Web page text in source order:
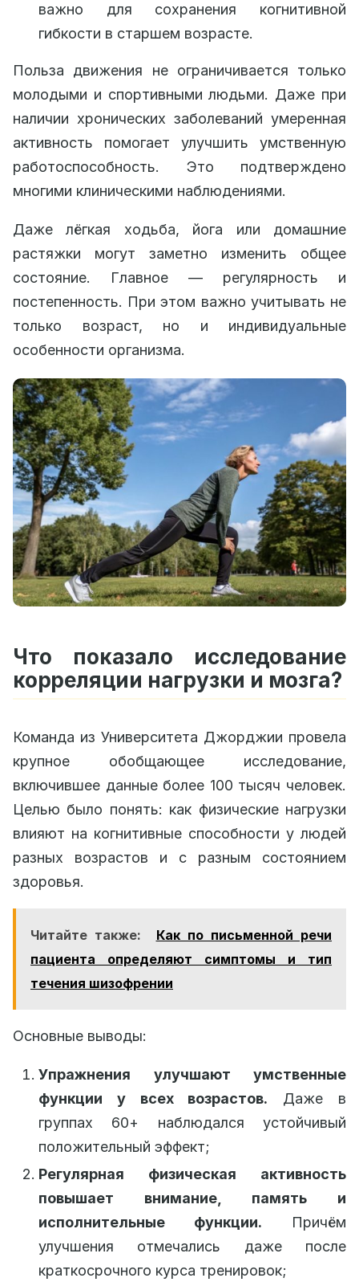
важно для сохранения когнитивной
гибкости в старшем возрасте.
Польза движения не ограничивается только
молодыми и спортивными людьми. Даже при
наличии хронических заболеваний умеренная
активность помогает улучшить умственную
работоспособность. Это подтверждено
многими клиническими наблюдениями.
Даже лёгкая ходьба, йога или домашние
растяжки могут заметно изменить общее
состояние. Главное — регулярность и
постепенность. При этом важно учитывать не
только возраст, но и индивидуальные
особенности организма.
Что показало исследование
корреляции нагрузки и мозга?
Команда из Университета Джорджии провела
крупное обобщающее исследование,
включившее данные более 100 тысяч человек.
Целью было понять: как физические нагрузки
влияют на когнитивные способности у людей
разных возрастов и с разным состоянием
здоровья.
Читайте также:
Как по письменной речи
пациента определяют симптомы и тип
течения шизофрении
Основные выводы:
Упражнения улучшают умственные
функции у всех возрастов. Даже в
группах 60+ наблюдался устойчивый
положительный эффект;
Регулярная физическая активность
повышает внимание, память и
исполнительные функции. Причём
улучшения отмечались даже после
краткосрочного курса тренировок;